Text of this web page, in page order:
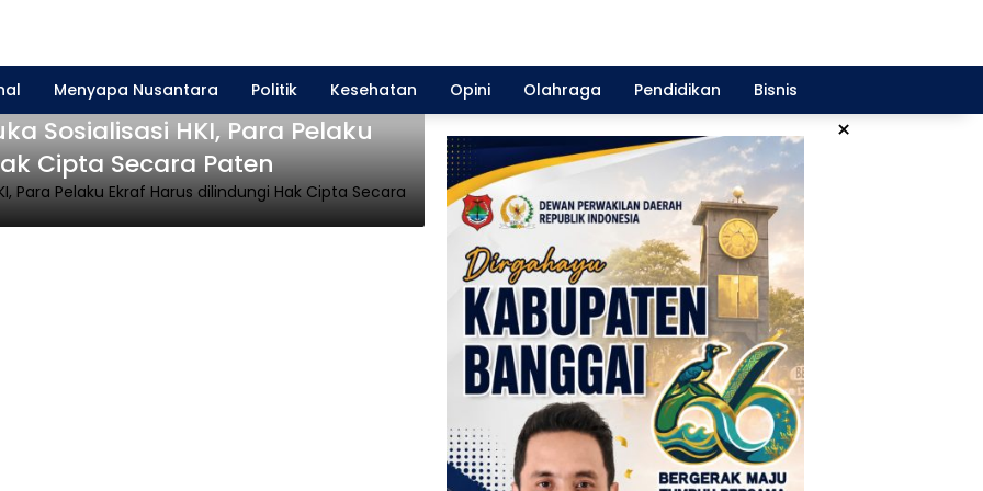
Menyapa Nusantara Politik Kesehatan Opini Olahraga Pendidikan Bisnis
×
Sosialisasi HKI, Para Pelaku
Ekraf Harus dilindungi Hak Cipta Secara Paten